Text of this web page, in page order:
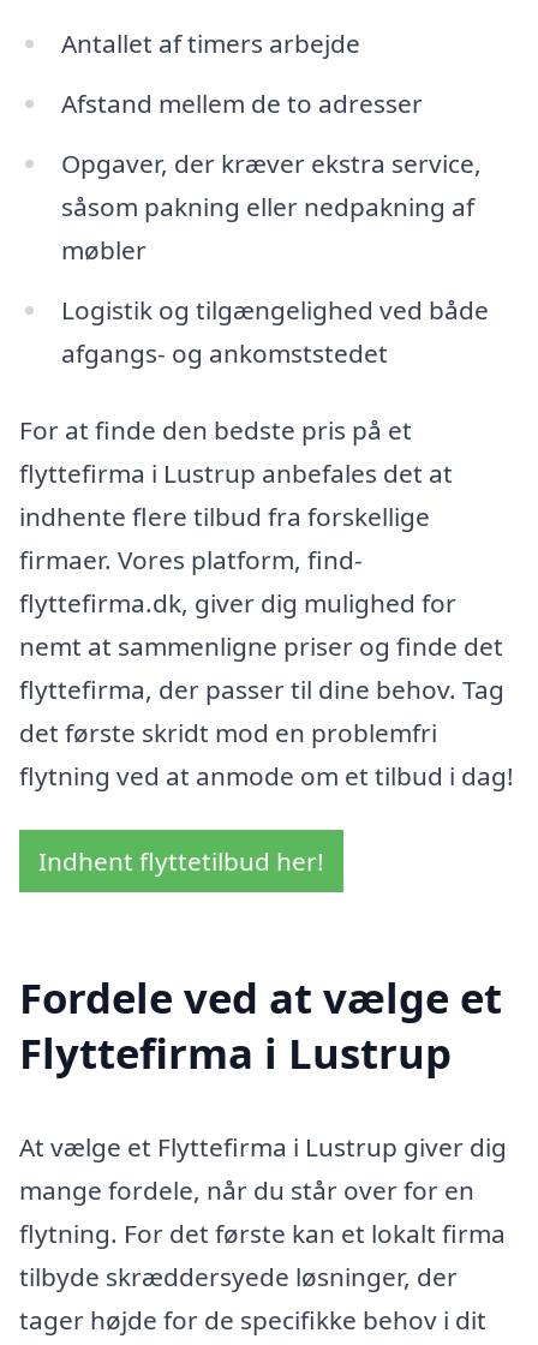
Antallet af timers arbejde
Afstand mellem de to adresser
Opgaver, der kræver ekstra service,
såsom pakning eller nedpakning af
møbler
Logistik og tilgængelighed ved både
afgangs- og ankomststedet
For at finde den bedste pris på et
flyttefirma i Lustrup anbefales det at
indhente flere tilbud fra forskellige
firmaer. Vores platform, find-
flyttefirma.dk, giver dig mulighed for
nemt at sammenligne priser og finde det
flyttefirma, der passer til dine behov. Tag
det første skridt mod en problemfri
flytning ved at anmode om et tilbud i dag!
Indhent flyttetilbud her!
Fordele ved at vælge et
Flyttefirma i Lustrup
At vælge et Flyttefirma i Lustrup giver dig
mange fordele, når du står over for en
flytning. For det første kan et lokalt firma
tilbyde skræddersyede løsninger, der
tager højde for de specifikke behov i dit